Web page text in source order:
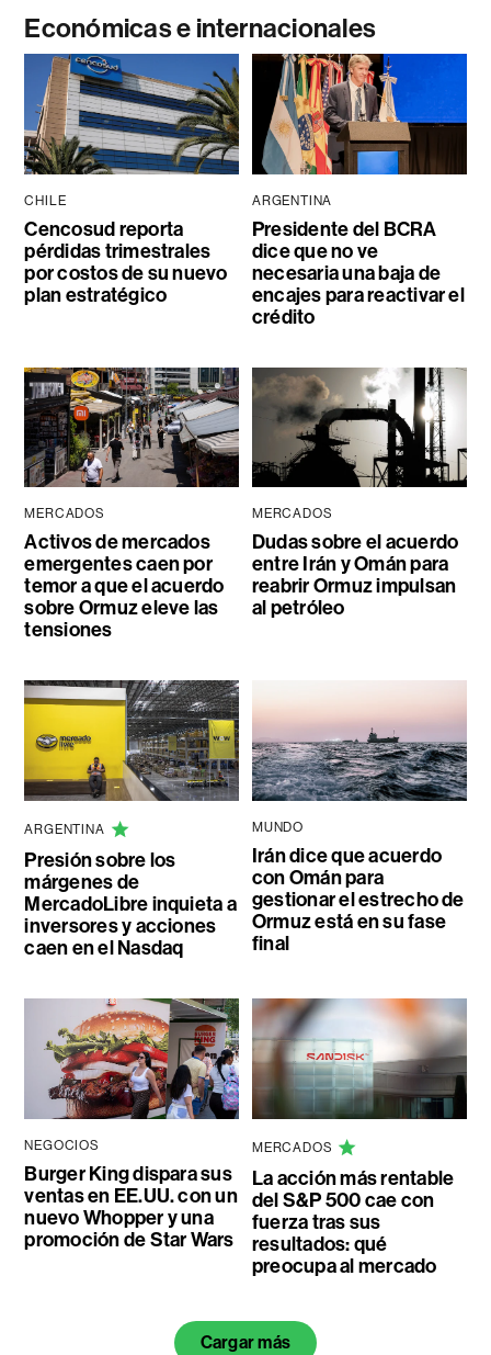
Económicas e internacionales
CHILE
Cencosud reporta
pérdidas trimestrales
por costos de su nuevo
plan estratégico
ARGENTINA
Presidente del BCRA
dice que no ve
necesaria una baja de
encajes para reactivar el
crédito
MERCADOS
Activos de mercados
emergentes caen por
temor a que el acuerdo
sobre Ormuz eleve las
tensiones
MERCADOS
Dudas sobre el acuerdo
entre Irán y Omán para
reabrir Ormuz impulsan
al petróleo
ARGENTINA
Presión sobre los
márgenes de
MercadoLibre inquieta a
inversores y acciones
caen en el Nasdaq
MUNDO
Irán dice que acuerdo
con Omán para
gestionar el estrecho de
Ormuz está en su fase
final
NEGOCIOS
Burger King dispara sus
ventas en EE.UU. con un
nuevo Whopper y una
promoción de Star Wars
MERCADOS
La acción más rentable
del S&P 500 cae con
fuerza tras sus
resultados: qué
preocupa al mercado
Cargar más